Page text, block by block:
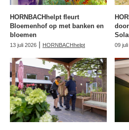
HORNBACHhelpt fleurt
Bloemenhof op met banken en
bloemen
13 juli 2026 | HORNBACHhelpt 09